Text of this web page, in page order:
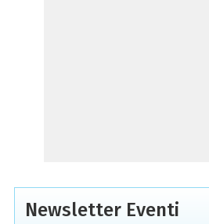
Newsletter Eventi